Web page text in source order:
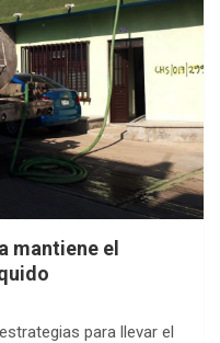
mantiene el
para llevar el